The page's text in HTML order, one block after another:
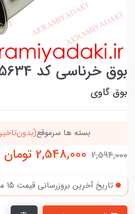
بوق خرناسی کد 4018975634
بوق گاوی
خریدتو به5میلیون
2,594,000
2,548,000 تومان
تاریخ آخرین بروزرسانی قیمت 15 مرداد 1405